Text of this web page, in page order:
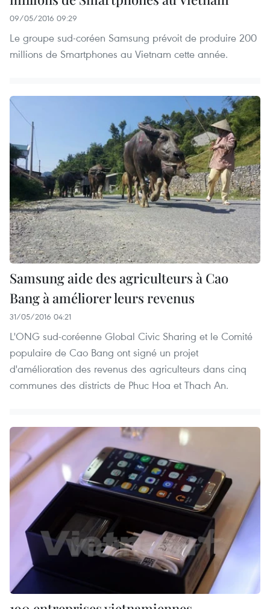
09/05/2016 09:29
Le groupe sud-coréen Samsung prévoit de produire 200
millions de Smartphones au Vietnam cette année.
Samsung aide des agriculteurs à Cao
Bang à améliorer leurs revenus
31/05/2016 04:21
L'ONG sud-coréenne Global Civic Sharing et le Comité
populaire de Cao Bang ont signé un projet
d'amélioration des revenus des agriculteurs dans cinq
communes des districts de Phuc Hoa et Thach An.